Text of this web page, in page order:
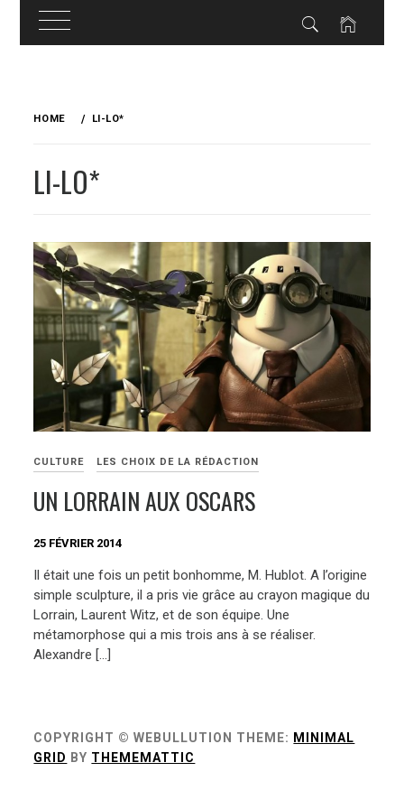
HOME LI-LO*
LI-LO*
CULTURE LES CHOIX DE LA RÉDACTION
UN LORRAIN AUX OSCARS
25 FÉVRIER 2014
Il était une fois un petit bonhomme, M. Hublot. A l’origine
simple sculpture, il a pris vie grâce au crayon magique du
Lorrain, Laurent Witz, et de son équipe. Une
métamorphose qui a mis trois ans à se réaliser.
Alexandre […]
COPYRIGHT © WEBULLUTION THEME: MINIMAL
GRID BY THEMEMATTIC